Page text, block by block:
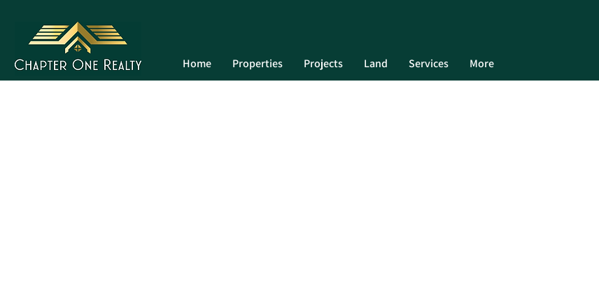
Home Properties Projects Land Services More